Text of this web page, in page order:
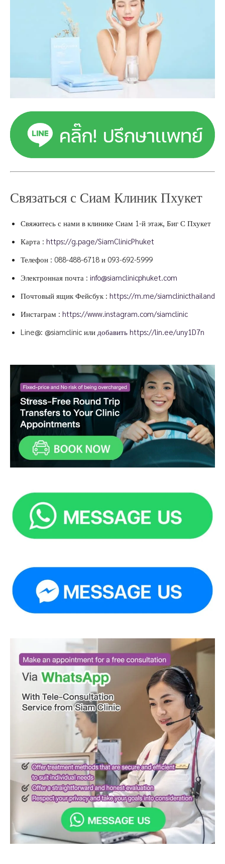
Связаться с Сиам Клиник Пхукет
Свяжитесь с нами в клинике Сиам 1-й этаж, Биг С Пхукет
Карта : https://g.page/SiamClinicPhuket
Телефон : 088-488-6718 и 093-692-5999
Электронная почта : info@siamclinicphuket.com
Почтовый ящик Фейсбук : https://m.me/siamclinicthailand
Инстаграм : https://www.instagram.com/siamclinic
Line@: @siamclinic или добавить https://lin.ee/uny1D7n